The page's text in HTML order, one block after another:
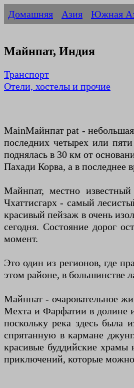
Домашняя Азия Южная
Майнпат, Индия
Транспорт
Отели, хостелы и прочие
MainМайнпат pat - небольшая
последних четырех или
поднялась в 30 км от
Пахади Корва, а в последнее
Майнпат, местно
Чхаттисгарх - самый
красивый пейзаж в очень
сегодня. Состояние дорог
момент.
Это один из регионов, где
этом районе, в большинстве
Майнпат - очаровательное
Мехта и Фарфатии в долине
поскольку река здесь была
спрятанную в кармане
красивые буддийские храмы
приключений, которые можно